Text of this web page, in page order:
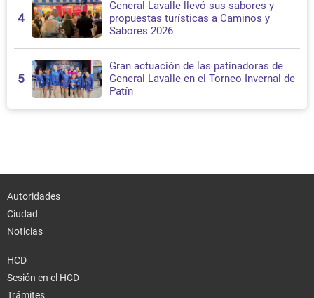
4
General Lavalle llevó sus sabores y
propuestas turísticas a Caminos y
Sabores 2026
5
Gran actuación de las patinadoras de
General Lavalle en el Torneo Invernal de
Patín
Autoridades
Ciudad
Noticias
HCD
Sesión en el HCD
Trámites